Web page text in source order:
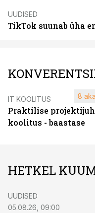
UUDISED
TikTok suunab üha
IT KOOLITUS
Praktilise
koolitus - baastase
8
HETKEL
UUDISED
05.08.26, 09:00